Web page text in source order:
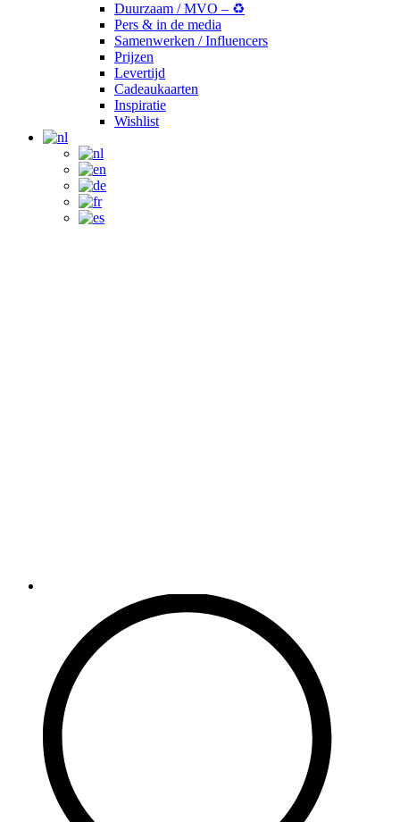
Duurzaam / MVO – ♻️
Pers & in de media
Samenwerken / Influencers
Prijzen
Levertijd
Cadeaukaarten
Inspiratie
Wishlist